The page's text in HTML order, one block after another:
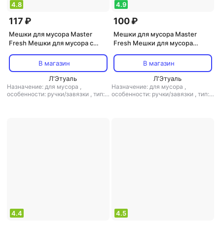
4.8
117 ₽
Мешки для мусора Master
Fresh Мешки для мусора с
ароматизированные, 14 мкм,
35 л, 15 шт, желтые
В магазин
Л'Этуаль
Назначение: для мусора ,
особенности: ручки/завязки , тип:
4.9
100 ₽
Мешки для мусора Master
Fresh Мешки для мусора
усиленное дно, 24 мкм, 35 л,
10 шт, черные
В магазин
Л'Этуаль
Назначение: для мусора ,
особенности: ручки/завязки , тип:
4.4 4.5